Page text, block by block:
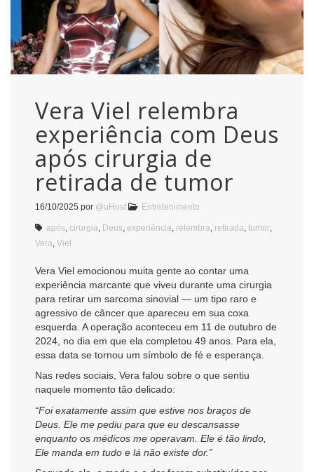
Vera Viel relembra
experiência com Deus
após cirurgia de
retirada de tumor
16/10/2025 por @uHost Entretenimento
após cirurgia Deus experiência relembra retirada tumor
Vera Viel
Vera Viel emocionou muita gente ao contar uma
experiência marcante que viveu durante uma cirurgia
para retirar um sarcoma sinovial — um tipo raro e
agressivo de câncer que apareceu em sua coxa
esquerda. A operação aconteceu em 11 de outubro de
2024, no dia em que ela completou 49 anos. Para ela,
essa data se tornou um símbolo de fé e esperança.
Nas redes sociais, Vera falou sobre o que sentiu
naquele momento tão delicado:
“Foi exatamente assim que estive nos braços de
Deus. Ele me pediu para que eu descansasse
enquanto os médicos me operavam. Ele é tão lindo,
Ele manda em tudo e lá não existe dor.”